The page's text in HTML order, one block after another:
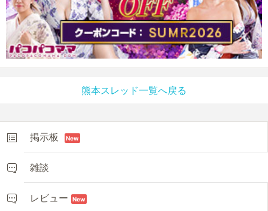
熊本スレッド一覧へ戻る
掲示板 New
雑談
レビュー New